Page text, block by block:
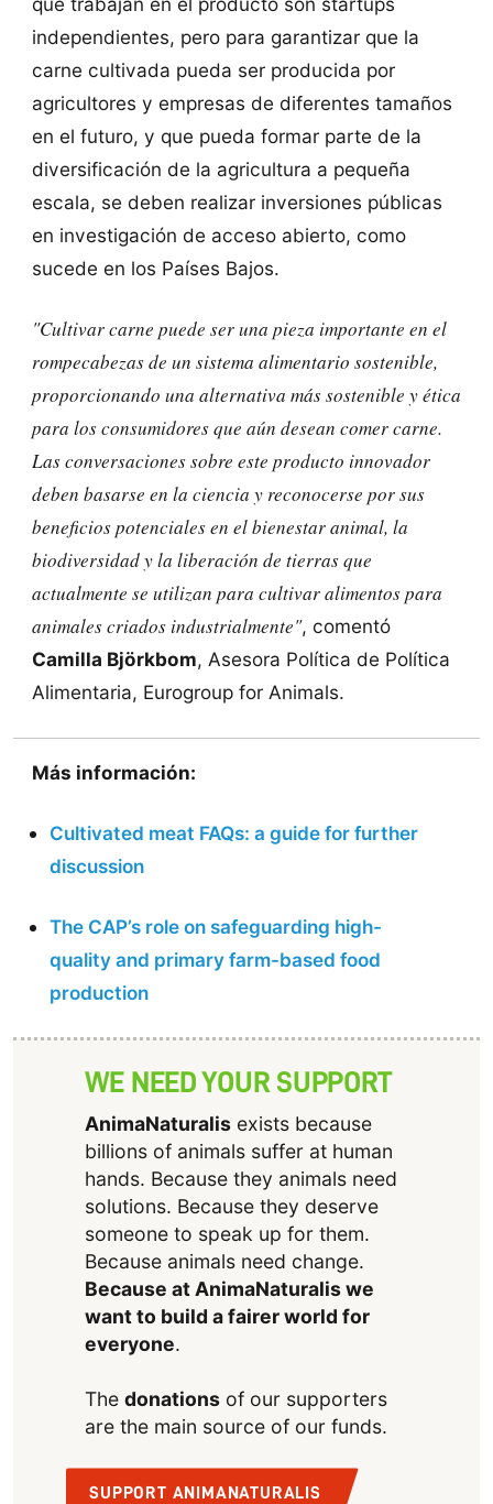
independientes, pero para garantizar que la
carne cultivada pueda ser producida por
agricultores y empresas de diferentes tamaños
en el futuro, y que pueda formar parte de la
diversificación de la agricultura a pequeña
escala, se deben realizar inversiones públicas
en investigación de acceso abierto, como
sucede en los Países Bajos.
"Cultivar carne puede ser una pieza importante en el
rompecabezas de un sistema alimentario sostenible,
proporcionando una alternativa más sostenible y ética
para los consumidores que aún desean comer carne.
Las conversaciones sobre este producto innovador
deben basarse en la ciencia y reconocerse por sus
beneficios potenciales en el bienestar animal, la
biodiversidad y la liberación de tierras que
actualmente se utilizan para cultivar alimentos para
animales criados industrialmente", comentó
Camilla Björkbom, Asesora Política de Política
Alimentaria, Eurogroup for Animals.
Más información:
Cultivated meat FAQs: a guide for further
discussion
The CAP’s role on safeguarding high-
quality and primary farm-based food
production
WE NEED YOUR SUPPORT
AnimaNaturalisexists because
billions of animals suffer at human
hands. Because they animals need
solutions. Because they deserve
someone to speak up for them.
Because animals need change.
Because at AnimaNaturalis we
want to build a fairer world for
everyone.
The donationsof our supporters
are the main source of our funds.
SUPPORT ANIMANATURALIS